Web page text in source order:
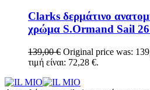
Clarks δερμάτινο
χρώμα S.Ormand Sail
139,00€ Original price was:
τιμή είναι: 72,28 €.